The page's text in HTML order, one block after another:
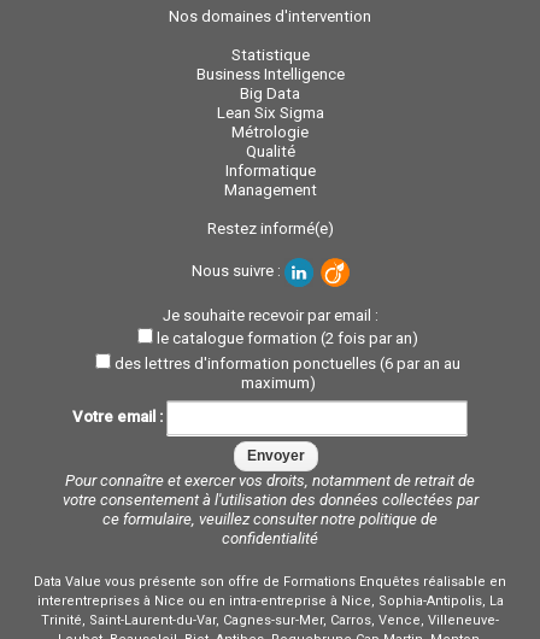
Nos domaines d'intervention
Statistique
Business Intelligence
Big Data
Lean Six Sigma
Métrologie
Qualité
Informatique
Management
Restez informé(e)
Nous suivre :
Je souhaite recevoir par email :
le catalogue formation (2 fois par an)
des lettres d'information ponctuelles (6 par an au
maximum)
Votre email :
Pour connaître et exercer vos droits, notamment de retrait de
votre consentement à l'utilisation des données collectées par
ce formulaire, veuillez consulter notre politique de
confidentialité
Data Value vous présente son offre de Formations Enquêtes réalisable en
interentreprises à Nice ou en intra-entreprise à Nice, Sophia-Antipolis, La
Trinité, Saint-Laurent-du-Var, Cagnes-sur-Mer, Carros, Vence, Villeneuve-